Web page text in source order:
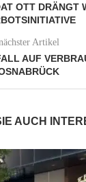
OTT DRÄNGT
Artikel
AUF
AUCH